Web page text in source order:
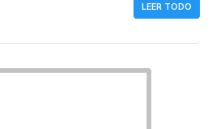
LEER TODO